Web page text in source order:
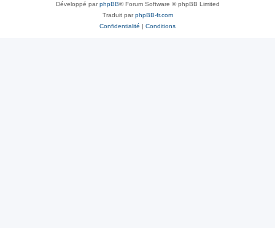
Développé parphpBB® Forum Software © phpBB Limited
Traduit parphpBB-fr.com
Confidentialité | Conditions